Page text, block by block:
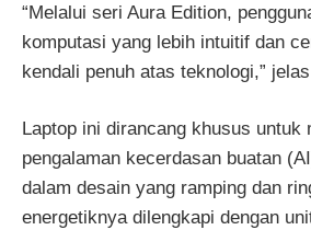
“Melalui seri Aura Edition,
komputasi yang lebih intuitif dan
kendali penuh atas teknologi,”
Laptop ini dirancang khusus untuk
pengalaman kecerdasan buatan
dalam desain yang ramping dan
energetiknya dilengkapi dengan